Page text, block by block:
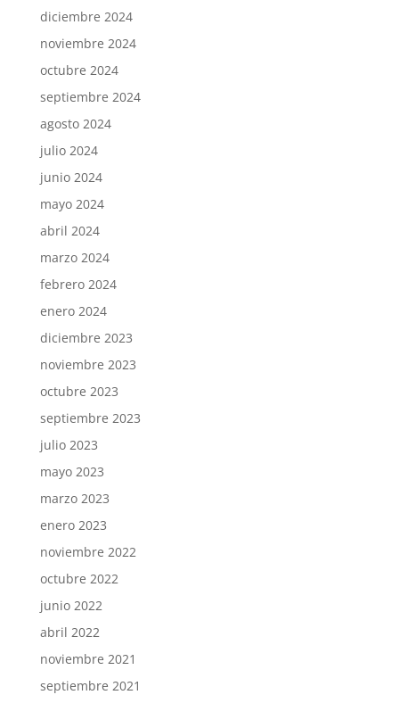
diciembre 2024
noviembre 2024
octubre 2024
septiembre 2024
agosto 2024
julio 2024
junio 2024
mayo 2024
abril 2024
marzo 2024
febrero 2024
enero 2024
diciembre 2023
noviembre 2023
octubre 2023
septiembre 2023
julio 2023
mayo 2023
marzo 2023
enero 2023
noviembre 2022
octubre 2022
junio 2022
abril 2022
noviembre 2021
septiembre 2021